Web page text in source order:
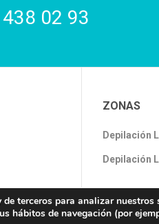
02 93
ZONAS
Depilación
Depilación
terceros para analizar
hábitos de navegación (por